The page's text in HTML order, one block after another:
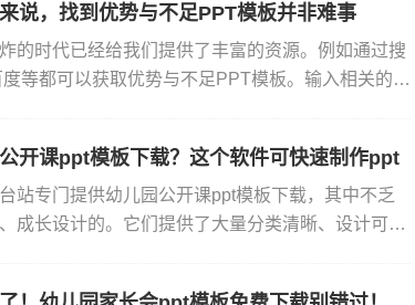
说，找到优势与不足PPT模板并非难事
的时代已经给我们提供了丰富的资源。例如通过搜
等都可以获取优势与不足PPT模板。输入相关的模
开课ppt模板下载？这个软件可快速制作ppt
站专门提供幼儿园公开课ppt模板下载，其中不乏
成长设计的。它们提供了大量分类清晰、设计可爱